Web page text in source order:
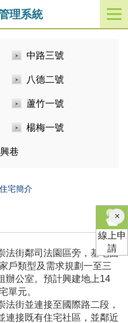
理系統
開
啟
中路三號
八德二號
蘆竹一號
楊梅一號
巷
宅簡介
法街鄰司法園區旁，基地面
戶類型及需求規劃一至三
辦公室。預計興建地上14
單元。
街並連接至國際路二段，
連接既有住宅社區，並鄰近
×關
閉
線上申
請